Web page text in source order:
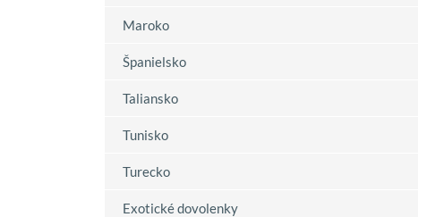
Maroko
Španielsko
Taliansko
Tunisko
Turecko
Exotické dovolenky